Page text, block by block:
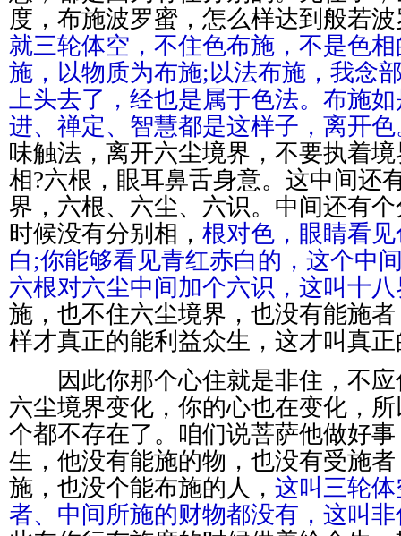
度，布施波罗蜜，怎么样达到般若波
就三轮体空，不住色布施，不是色
施，以物质为布施;以法布施，我念
上头去了，经也是属于色法。布施
进、禅定、智慧都是这样子，离开色
味触法，离开六尘境界，不要执着
相?六根，眼耳鼻舌身意。这中间还
界，六根、六尘、六识。中间还有
时候没有分别相， 根对色，眼睛看
白;你能够看见青红赤白的，这个中
六根对六尘中间加个六识，这叫十八
施，也不住六尘境界，也没有能施
样才真正的能利益众生，这才叫真
因此你那个心住就是非住，不应
六尘境界变化，你的心也在变化，
个都不存在了。咱们说菩萨他做好
生，他没有能施的物，也没有受施
施，也没个能布施的人， 这叫三轮
者、中间所施的财物都没有，这叫